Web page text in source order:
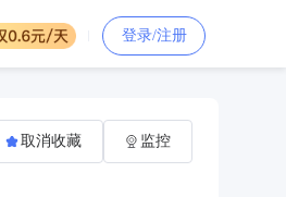
登录/注册
取消收藏 监控